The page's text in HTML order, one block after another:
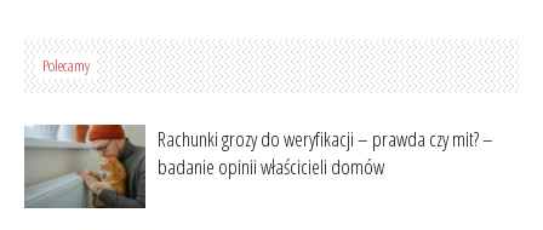
Polecamy
Rachunki grozy do weryfikacji – prawda czy mit? –
badanie opinii właścicieli domów